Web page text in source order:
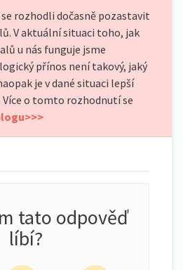
rozhodli dočasně pozastavit
V aktuální situaci toho, jak
u nás funguje jsme
přínos není takový, jaký
je v dané situaci lepší
o tomto rozhodnutí se
tato odpověď
líbí?